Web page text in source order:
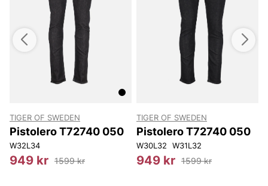
TIGER OF SWEDEN
Pistolero T72740 050
W32L34
949 kr 1599 kr
TIGER OF SWEDEN
Pistolero T72740 050
W30L32 W31L32
949 kr 1599 kr